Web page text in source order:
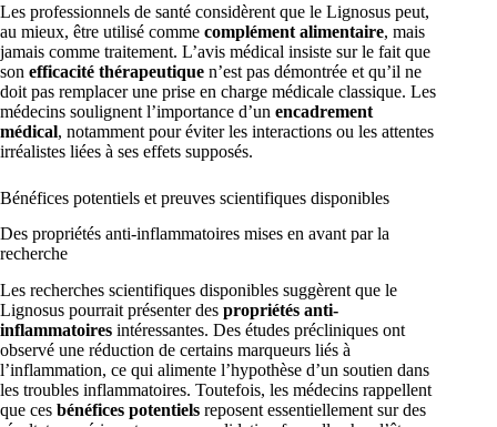
Les professionnels de santé considèrent que le Lignosus peut,
au mieux, être utilisé comme complément alimentaire, mais
jamais comme traitement. L’avis médical insiste sur le fait que
son efficacité thérapeutique n’est pas démontrée et qu’il ne
doit pas remplacer une prise en charge médicale classique. Les
médecins soulignent l’importance d’un encadrement
médical, notamment pour éviter les interactions ou les attentes
irréalistes liées à ses effets supposés.
Bénéfices potentiels et preuves scientifiques disponibles
Des propriétés anti-inflammatoires mises en avant par la
recherche
Les recherches scientifiques disponibles suggèrent que le
Lignosus pourrait présenter des propriétés anti-
inflammatoires intéressantes. Des études précliniques ont
observé une réduction de certains marqueurs liés à
l’inflammation, ce qui alimente l’hypothèse d’un soutien dans
les troubles inflammatoires. Toutefois, les médecins rappellent
que ces bénéfices potentiels reposent essentiellement sur des